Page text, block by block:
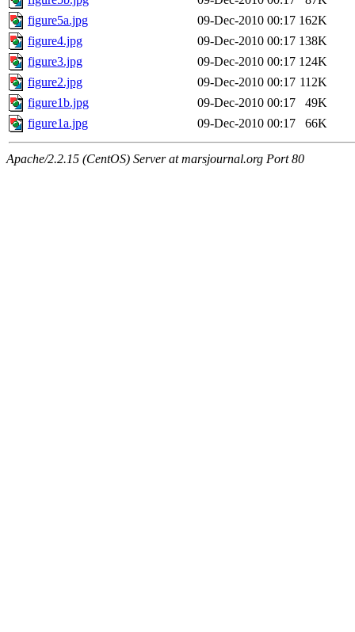
figure5a.jpg
09-Dec-2010 00:17 162K
figure4.jpg
09-Dec-2010 00:17 138K
figure3.jpg
09-Dec-2010 00:17 124K
figure2.jpg
09-Dec-2010 00:17 112K
figure1b.jpg
09-Dec-2010 00:17
49K
figure1a.jpg
09-Dec-2010 00:17 66K
Apache/2.2.15 (CentOS) Server at marsjournal.org Port 80